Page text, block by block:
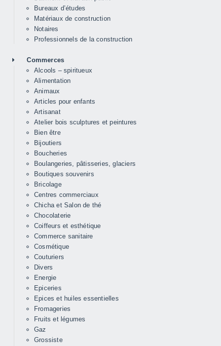
Bureaux d’études
Matériaux de construction
Notaires
Professionnels de la construction
Commerces
Alcools – spiritueux
Alimentation
Animaux
Articles pour enfants
Artisanat
Atelier bois sculptures et peintures
Bien être
Bijoutiers
Boucheries
Boulangeries, pâtisseries, glaciers
Boutiques souvenirs
Bricolage
Centres commerciaux
Chicha et Salon de thé
Chocolaterie
Coiffeurs et esthétique
Commerce sanitaire
Cosmétique
Couturiers
Divers
Energie
Epiceries
Epices et huiles essentielles
Fromageries
Fruits et légumes
Gaz
Grossiste